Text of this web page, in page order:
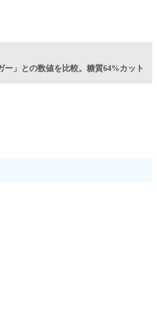
」との数値を比較。糖質64%カット